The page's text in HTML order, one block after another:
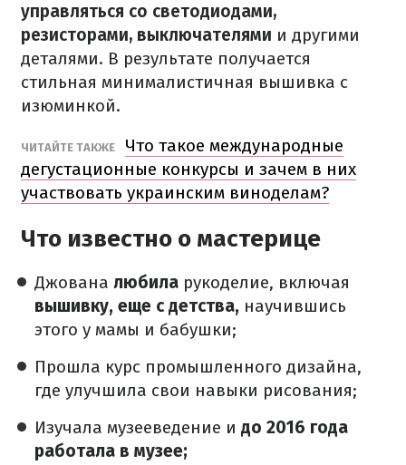
управляться со светодиодами,
резисторами, выключателями и другими
деталями. В результате получается
стильная минималистичная вышивка с
изюминкой.
ЧИТАЙТЕ ТАКЖЕ
Что такое международные
дегустационные конкурсы и зачем в них
участвовать украинским виноделам?
Что известно о мастерице
Джована любила рукоделие, включая
вышивку, еще с детства, научившись
этого у мамы и бабушки;
Прошла курс промышленного дизайна,
где улучшила свои навыки рисования;
Изучала музееведение и до 2016 года
работала в музее;